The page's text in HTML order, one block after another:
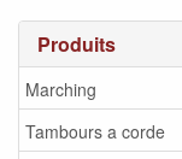
Produits
Marching
Tambours a corde